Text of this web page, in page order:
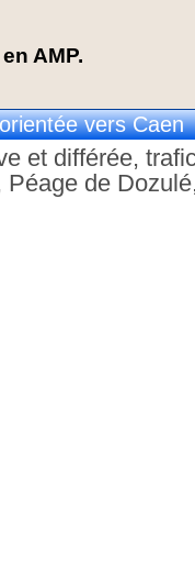
en AMP.
vers Caen
et différée,
de